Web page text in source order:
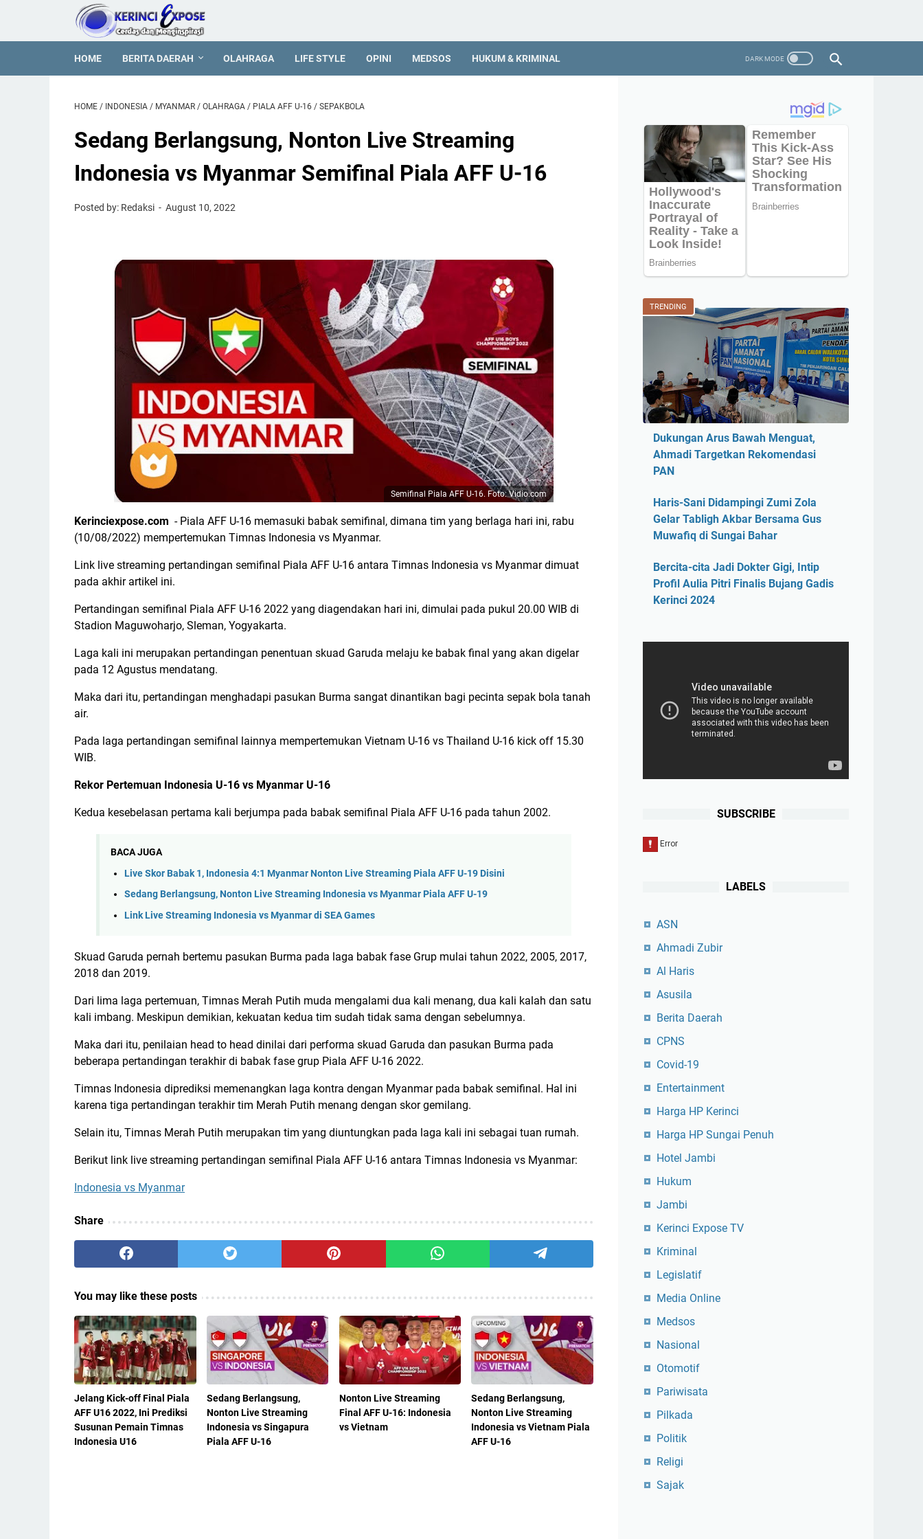
HOME BERITA DAERAH OLAHRAGA LIFE STYLE OPINI MEDSOS HUKUM & KRIMINAL
HOME / INDONESIA / MYANMAR / OLAHRAGA / PIALA AFF U-16 / SEPAKBOLA
Sedang Berlangsung, Nonton Live Streaming
Indonesia vs Myanmar Semifinal Piala AFF U-16
Posted by: Redaksi August 10, 2022
Semifinal Piala AFF U-16. Foto: Vidio.com
Kerinciexpose.com - Piala AFF U-16 memasuki babak semifinal, dimana tim yang berlaga hari ini, rabu
(10/08/2022) mempertemukan Timnas Indonesia vs Myanmar.
Link live streaming pertandingan semifinal Piala AFF U-16 antara Timnas Indonesia vs Myanmar dimuat
pada akhir artikel ini.
Pertandingan semifinal Piala AFF U-16 2022 yang diagendakan hari ini, dimulai pada pukul 20.00 WIB di
Stadion Maguwoharjo, Sleman, Yogyakarta.
Laga kali ini merupakan pertandingan penentuan skuad Garuda melaju ke babak final yang akan digelar
pada 12 Agustus mendatang.
Maka dari itu, pertandingan menghadapi pasukan Burma sangat dinantikan bagi pecinta sepak bola tanah
air.
Pada laga pertandingan semifinal lainnya mempertemukan Vietnam U-16 vs Thailand U-16 kick off 15.30
WIB.
Rekor Pertemuan Indonesia U-16 vs Myanmar U-16
Kedua kesebelasan pertama kali berjumpa pada babak semifinal Piala AFF U-16 pada tahun 2002.
BACA JUGA
Live Skor Babak 1, Indonesia 4:1 Myanmar Nonton Live Streaming Piala AFF U-19 Disini
Sedang Berlangsung, Nonton Live Streaming Indonesia vs Myanmar Piala AFF U-19
Link Live Streaming Indonesia vs Myanmar di SEA Games
Skuad Garuda pernah bertemu pasukan Burma pada laga babak fase Grup mulai tahun 2022, 2005, 2017,
2018 dan 2019.
Dari lima laga pertemuan, Timnas Merah Putih muda mengalami dua kali menang, dua kali kalah dan satu
kali imbang. Meskipun demikian, kekuatan kedua tim sudah tidak sama dengan sebelumnya.
Maka dari itu, penilaian head to head dinilai dari performa skuad Garuda dan pasukan Burma pada
beberapa pertandingan terakhir di babak fase grup Piala AFF U-16 2022.
Timnas Indonesia diprediksi memenangkan laga kontra dengan Myanmar pada babak semifinal. Hal ini
karena tiga pertandingan terakhir tim Merah Putih menang dengan skor gemilang.
Selain itu, Timnas Merah Putih merupakan tim yang diuntungkan pada laga kali ini sebagai tuan rumah.
Berikut link live streaming pertandingan semifinal Piala AFF U-16 antara Timnas Indonesia vs Myanmar:
Indonesia vs Myanmar
Share
You may like these posts
Jelang Kick-off Final Piala
AFF U16 2022, Ini Prediksi
Susunan Pemain Timnas
Indonesia U16
Sedang Berlangsung,
Nonton Live Streaming
Indonesia vs Singapura
Piala AFF U-16
Nonton Live Streaming
Final AFF U-16: Indonesia
vs Vietnam
Sedang Berlangsung,
Nonton Live Streaming
Indonesia vs Vietnam Piala
AFF U-16
TRENDING
Dukungan Arus Bawah Menguat,
Ahmadi Targetkan Rekomendasi
PAN
Haris-Sani Didampingi Zumi Zola
Gelar Tabligh Akbar Bersama Gus
Muwafiq di Sungai Bahar
Bercita-cita Jadi Dokter Gigi, Intip
Profil Aulia Pitri Finalis Bujang Gadis
Kerinci 2024
SUBSCRIBE
LABELS
ASN
Ahmadi Zubir
Al Haris
Asusila
Berita Daerah
CPNS
Covid-19
Entertainment
Harga HP Kerinci
Harga HP Sungai Penuh
Hotel Jambi
Hukum
Jambi
Kerinci Expose TV
Kriminal
Legislatif
Media Online
Medsos
Nasional
Otomotif
Pariwisata
Pilkada
Politik
Religi
Sajak